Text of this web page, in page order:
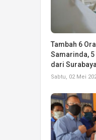
Tambah 6
Samarinda,
dari Surabaya
Sabtu, 02 Mei